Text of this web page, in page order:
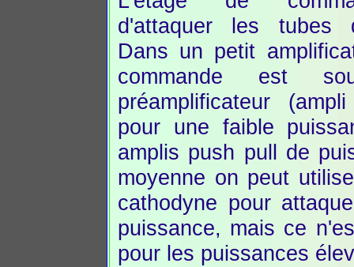
d'attaquer les tubes
Dans un petit
commande est
préamplificateur
pour une faible
amplis push pull de
moyenne on peut
cathodyne pour
puissance, mais ce
pour les puissances